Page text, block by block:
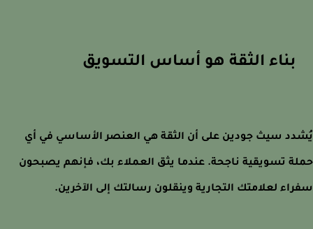
بناء الثقة هو أساس التسويق
سيث جودين على أن الثقة هي العنصر الأساسي في أي
تسويقية ناجحة. عندما يثق العملاء بك، فإنهم يصبحون
لعلامتك التجارية وينقلون رسالتك إلى الآخرين.